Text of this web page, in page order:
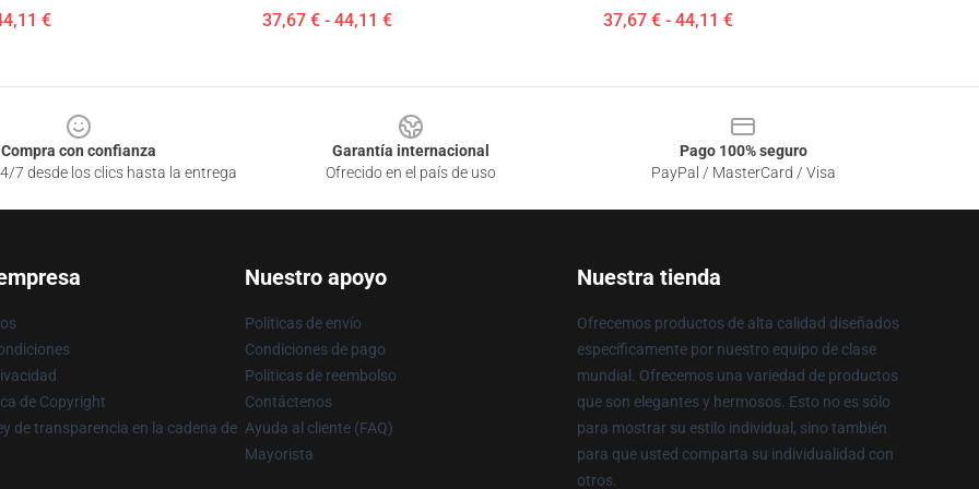
€ 37,67 € - 44,11 € 37,67 € - 44,11 €
Compra con confianza
7 desde los clics hasta la entrega
Garantía internacional
Ofrecido en el país de uso
Pago 100% seguro
PayPal / MasterCard / Visa
de Copyright
de transparencia en la cadena de
Nuestro apoyo
Políticas de envío
Condiciones de pago
Políticas de reembolso
Contáctenos
Ayuda al cliente (FAQ)
Mayorista
Nuestra tienda
Ofrecemos productos de alta calidad diseñados
específicamente por nuestro equipo de clase
mundial. Ofrecemos una variedad de productos
que son elegantes y hermosos. Esto no es sólo
para mostrar su estilo individual, sino también
para que usted comparta su individualidad con
otros.